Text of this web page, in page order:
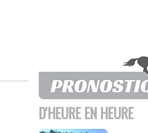
D'HEURE EN HEURE